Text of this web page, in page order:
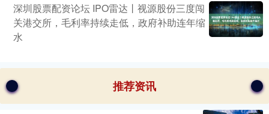
深圳股票配资论坛 IPO雷达丨视源股份三度闯
关港交所，毛利率持续走低，政府补助连年缩
水
推荐资讯